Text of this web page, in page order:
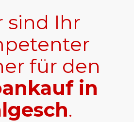
sind Ihr
für den
in
.